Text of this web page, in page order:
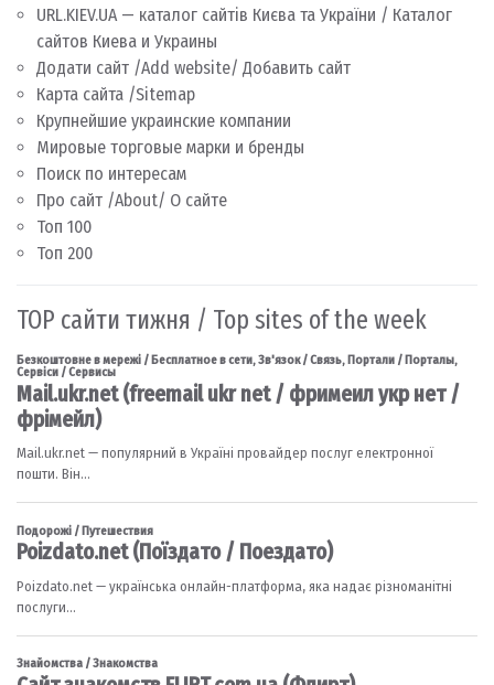
URL.KIEV.UA — каталог сайтів Києва та України / Каталог
сайтов Киева и Украины
Додати сайт /Add website/ Добавить сайт
Карта сайта /Sitemap
Крупнейшие украинские компании
Мировые торговые марки и бренды
Поиск по интересам
Про сайт /About/ О сайте
Топ 100
Топ 200
TOP сайти тижня / Top sites of the week